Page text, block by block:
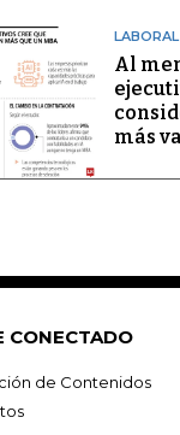
LABORAL
Al
más
CONECTADO
de Contenidos